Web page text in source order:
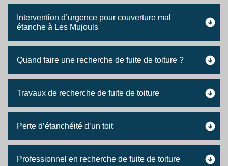
Intervention d’urgence pour couverture mal
étanche à Les Mujouls
Quand faire une recherche de fuite de toiture ?
Travaux de recherche de fuite de toiture
Perte d’étanchéité d’un toit
Professionnel en recherche de fuite de toiture